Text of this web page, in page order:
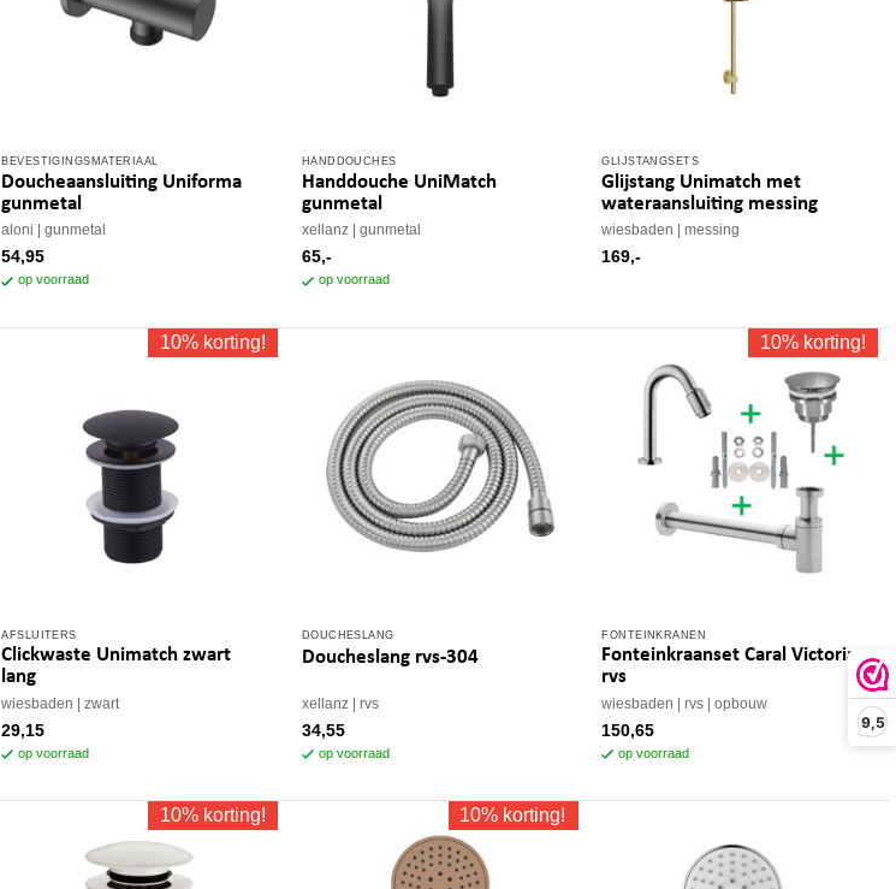
9,5
BEVESTIGINGSMATERIAAL
Doucheaansluiting Uniforma
gunmetal
aloni gunmetal
54,95
op voorraad
HANDDOUCHES
Handdouche UniMatch
gunmetal
xellanz gunmetal
65,-
op voorraad
GLIJSTANGSETS
Glijstang Unimatch met
wateraansluiting messing
wiesbaden messing
169,-
10% korting!
AFSLUITERS
Clickwaste Unimatch zwart
lang
wiesbaden zwart
29,15
op voorraad
DOUCHESLANG
Doucheslang rvs-304
xellanz rvs
34,55
op voorraad
10% korting!
FONTEINKRANEN
Fonteinkraanset Caral Victoria
rvs
wiesbaden rvs opbouw
150,65
op voorraad
10% korting! 10% korting!